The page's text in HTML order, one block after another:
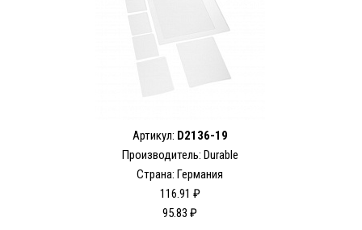
Артикул: D2136-19
Производитель: Durable
Страна: Германия
116.91 ₽
95.83 ₽